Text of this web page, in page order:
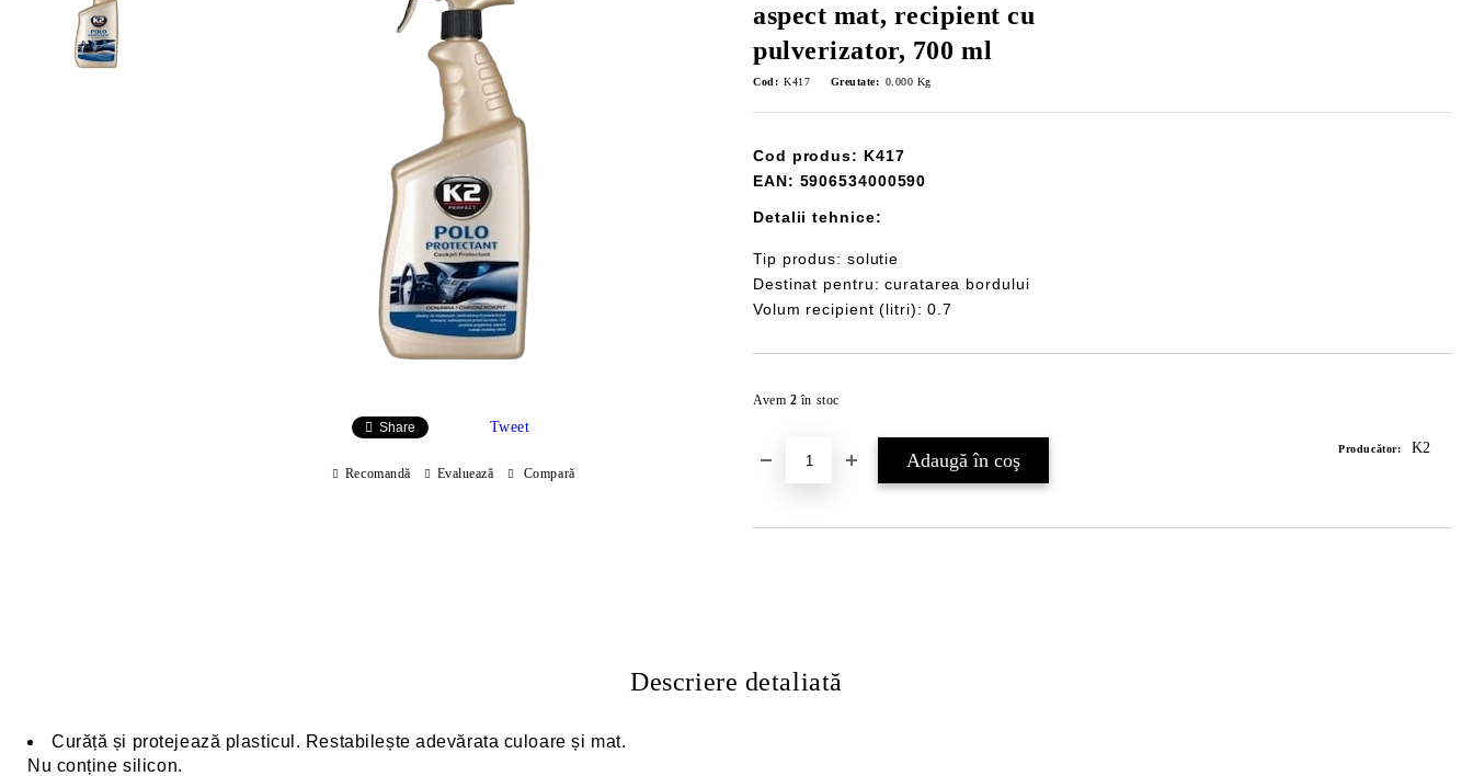
aspect mat, recipient cu
pulverizator, 700 ml
Cod: K417 Greutate: 0.000 Kg
Cod produs: K417
EAN: 5906534000590
Detalii tehnice:
Tip produs: solutie
Destinat pentru: curatarea bordului
Volum recipient (litri): 0.7
Avem 2 în stoc
Producător: K2
Share Tweet
Recomandă Evaluează Compară
Descriere detaliată
Curăță și protejează plasticul. Restabilește adevărata culoare și mat.
Nu conține silicon.